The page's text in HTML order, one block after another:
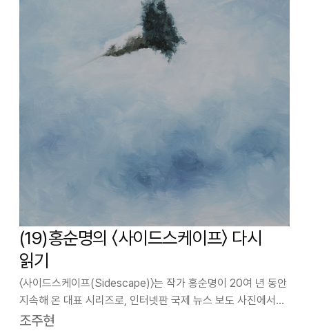
(19)홍순명의 〈사이드스케이프〉 다시
읽기
〈사이드스케이프(Sidescape)〉는 작가 홍순명이 20여 년 동안
지속해 온 대표 시리즈로, 인터넷판 국제 뉴스 보도 사진에서
사건의 핵심 장면을 삭제하고 전혀 시선을 두지 않을만한
조주현